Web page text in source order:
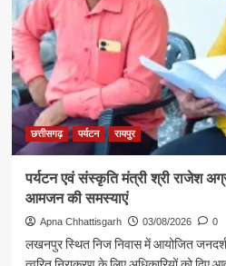
यादव
मंत्री
गजेंद्र
यादव
ने
की
छत्तीसगढ़ पर्यटन रायपुर
पर्यटन एवं संस्कृति मंत्री श्री राजेश
आमजन की समस्याएं
Apna Chhattisgarh 03/08/2026 0
लखनपुर स्थित निज निवास में आयोजित